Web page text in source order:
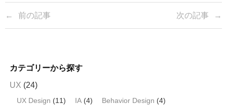
前の記事 次の記事
カテゴリーから探す
UX (24)
UX Design (11) IA (4) Behavior Design (4)